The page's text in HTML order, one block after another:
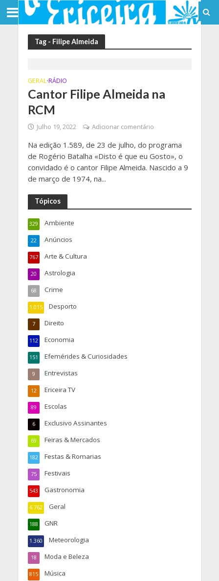
Tag - Filipe Almeida
GERAL•RÁDIO
Cantor Filipe Almeida na
RCM
Julho 19, 2022 Adicionar comentário
Na edição 1.589, de 23 de julho, do programa
de Rogério Batalha «Disto é que eu Gosto», o
convidado é o cantor Filipe Almeida. Nascido a 9
de março de 1974, na...
Tópicos
Ambiente
329
Anúncios
22
Arte & Cultura
767
Astrologia
20
Crime
68
Desporto
1.015
Direito
7
Economia
112
Efemérides & Curiosidades
151
Entrevistas
9
Ericeira TV
12
Escolas
89
Exclusivo Assinantes
6
Feiras & Mercados
69
Festas & Romarias
182
Festivais
75
Gastronomia
543
Geral
6.762
GNR
188
Meteorologia
1.360
Moda e Beleza
18
Música
815